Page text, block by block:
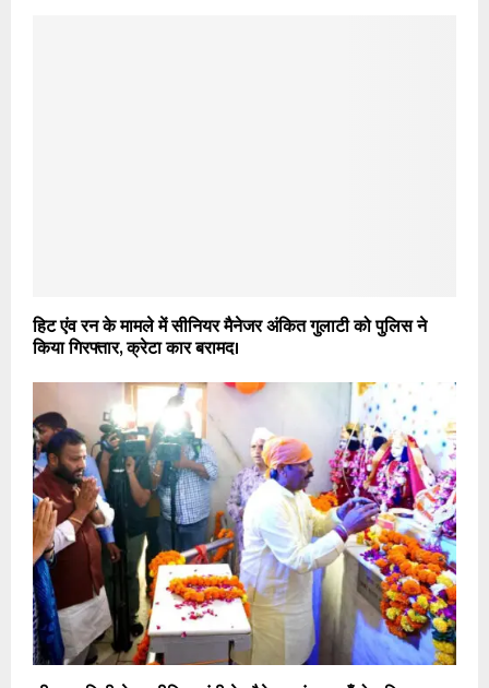
हिट एंव रन के मामले में सीनियर मैनेजर अंकित गुलाटी को पुलिस ने
किया गिरफ्तार, क्रेटा कार बरामद।